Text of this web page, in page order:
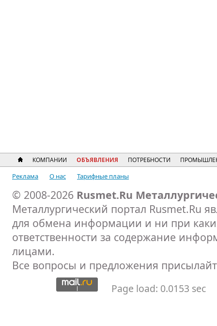
КОМПАНИИ ОБЪЯВЛЕНИЯ ПОТРЕБНОСТИ
Реклама О нас Тарифные планы
© 2008-2026 Rusmet.Ru
Металлургический портал Rusmet.Ru
для обмена информации и ни при
ответственности за содержание
лицами.
Все вопросы и предложения
Page load: 0.0153 sec